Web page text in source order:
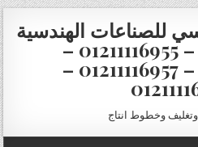
للصناعات الهندسية
01211116954 – 01211116955 –
01211116956 – 01211116957 –
وتغليف وخطوط انتاج